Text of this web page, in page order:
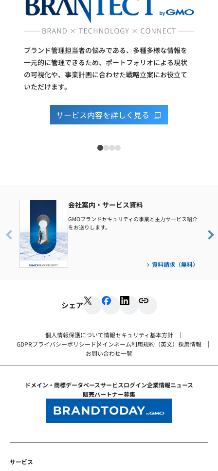
ブランド管理担当者の悩みである、多種多様な情報を
一元的に管理できるため、ポートフォリオによる現状
の可視化や、事業計画に合わせた戦略立案にお役立て
いただけます。
サービス内容を詳しく見る
会社案内・サービス資料
GMOブランドセキュリティの事業と主力サービス紹介
をお送りします。
資料請求（無料）
シェア
個人情報保護について情報セキュリティ基本方針
GDPRプライバシーポリシー ドメインネーム利用規約（英文） 採用情報
お問い合わせ一覧
ドメイン・商標データベースサービスログイン企業情報ニュース
販売パートナー募集
サービス